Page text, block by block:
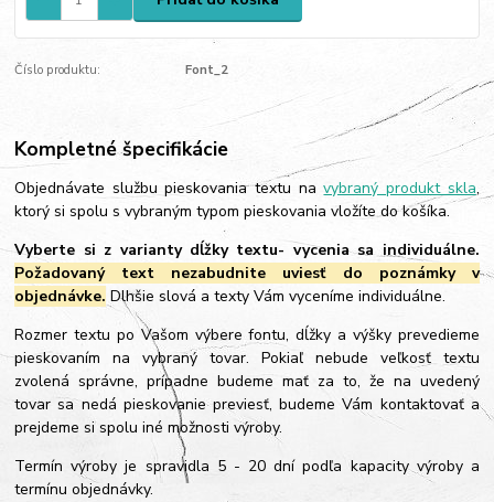
Číslo produktu: Font_2
Kompletné špecifikácie
Objednávate službu pieskovania textu navybraný produkt skla,
ktorý si spolu s vybraným typom pieskovania vložíte do košíka.
Vyberte si z varianty dĺžky textu- vycenia sa individuálne.
Požadovaný text nezabudnite uviesť do poznámky v
objednávke. Dlhšie slová a texty Vám vyceníme individuálne.
Rozmer textu po Vašom výbere fontu, dĺžky a výšky prevedieme
pieskovaním na vybraný tovar. Pokiaľ nebude veľkosť textu
zvolená správne, prípadne budeme mať za to, že na uvedený
tovar sa nedá pieskovanie previesť, budeme Vám kontaktovať a
prejdeme si spolu iné možnosti výroby.
Termín výroby je spravidla 5 - 20 dní podľa kapacity výroby a
termínu objednávky.